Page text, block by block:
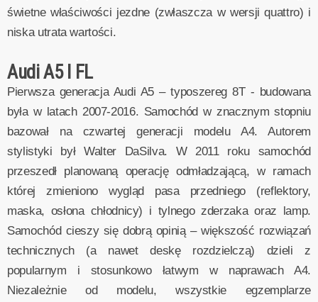
świetne właściwości jezdne (zwłaszcza w wersji quattro) i
niska utrata wartości.
Audi A5 I FL
Pierwsza generacja Audi A5 – typoszereg 8T - budowana
była w latach 2007-2016. Samochód w znacznym stopniu
bazował na czwartej generacji modelu A4. Autorem
stylistyki był Walter DaSilva. W 2011 roku samochód
przeszedł planowaną operację odmładzającą, w ramach
której zmieniono wygląd pasa przedniego (reflektory,
maska, osłona chłodnicy) i tylnego zderzaka oraz lamp.
Samochód cieszy się dobrą opinią – większość rozwiązań
technicznych (a nawet deskę rozdzielczą) dzieli z
popularnym i stosunkowo łatwym w naprawach A4.
Niezależnie od modelu, wszystkie egzemplarze